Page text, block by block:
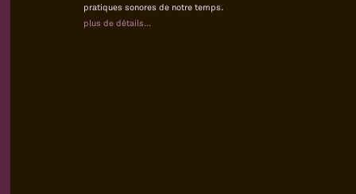
pratiques sonores de notre temps.
plus de détails...